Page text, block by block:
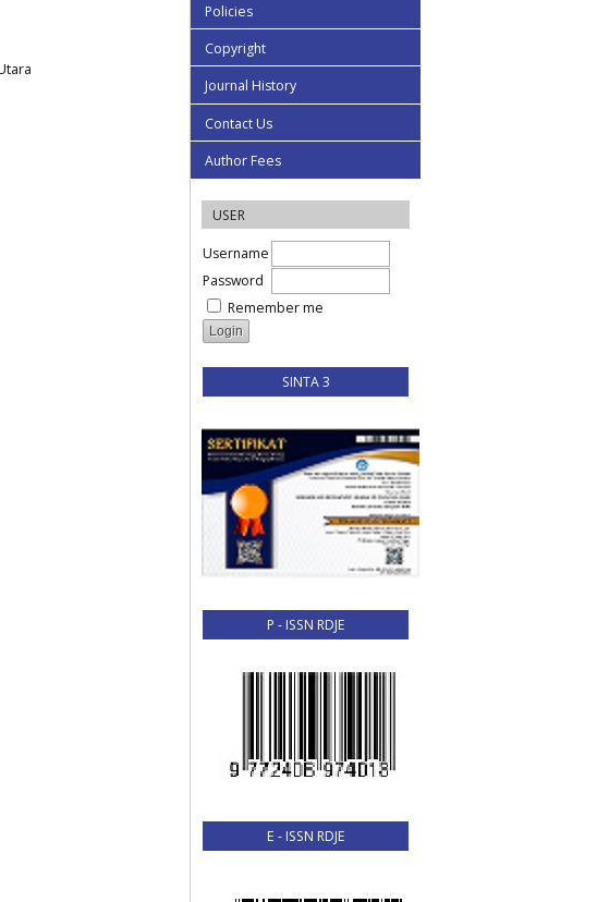
Policies
Copyright
Journal History
Contact Us
Author Fees
USER
Username
Password
Remember me
SINTA 3
P - ISSN RDJE
E - ISSN RDJE